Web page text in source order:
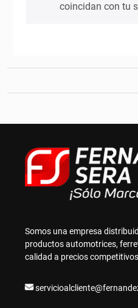
coincidan con tu
Somos una empresa
productos automotrices,
calidad a precios